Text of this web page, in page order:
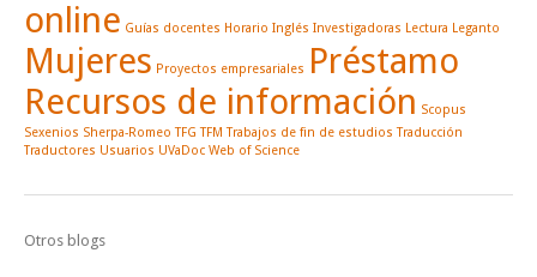
online Guías docentes Horario Inglés Investigadoras Lectura Leganto
Mujeres Proyectos empresariales Préstamo
Recursos de información Scopus
Sexenios Sherpa-Romeo TFG TFM Trabajos de fin de estudios Traducción
Traductores Usuarios UVaDoc Web of Science
Otros blogs